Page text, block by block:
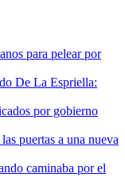
para pelear por
De La Espriella:
por gobierno
puertas a una nueva
caminaba por el